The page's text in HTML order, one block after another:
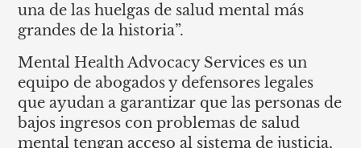
una de las huelgas de salud mental más
grandes de la historia”.
Mental Health Advocacy Services es un
equipo de abogados y defensores legales
que ayudan a garantizar que las personas de
bajos ingresos con problemas de salud
mental tengan acceso al sistema de justicia,